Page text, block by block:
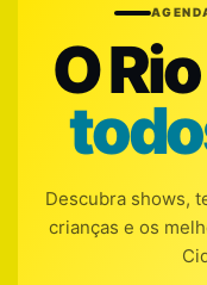
O
Descubra shows,
crianças e os